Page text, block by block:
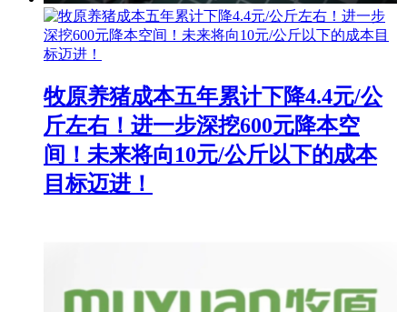
牧原养猪成本五年累计下降4.4元/公
斤左右！进一步深挖600元降本空
间！未来将向10元/公斤以下的成本
目标迈进！